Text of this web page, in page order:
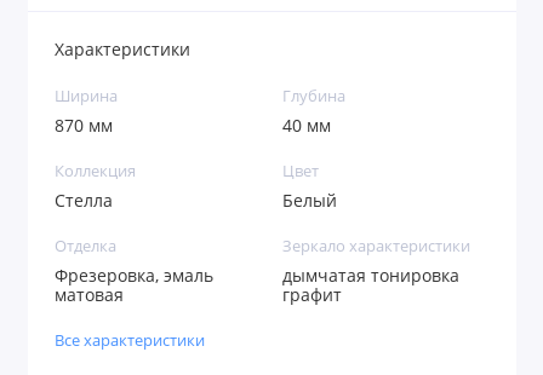
Характеристики
Ширина
870 мм
Глубина
40 мм
Коллекция
Стелла
Цвет
Белый
Отделка
Фрезеровка, эмаль
матовая
Зеркало характеристики
дымчатая тонировка
графит
Все характеристики